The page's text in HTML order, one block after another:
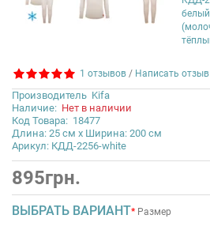
1 отзывов / Написать отзыв
Производитель Kifa
Наличие: Нет в наличии
Код Товара: 18477
Длина: 25 см x Ширина: 200 см
Арикул: КДД-2256-white
895грн.
ВЫБРАТЬ ВАРИАНТ Размер